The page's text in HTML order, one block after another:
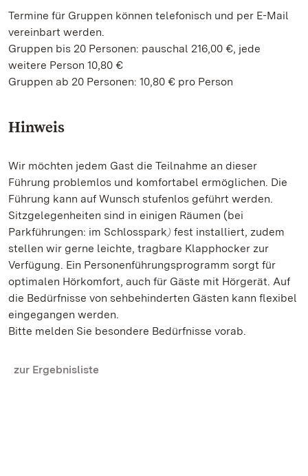
Termine für Gruppen können telefonisch und per E-Mail
vereinbart werden.
Gruppen bis 20 Personen: pauschal 216,00 €, jede
weitere Person 10,80 €
Gruppen ab 20 Personen: 10,80 € pro Person
Hinweis
Wir möchten jedem Gast die Teilnahme an dieser
Führung problemlos und komfortabel ermöglichen. Die
Führung kann auf Wunsch stufenlos geführt werden.
Sitzgelegenheiten sind in einigen Räumen (bei
Parkführungen: im Schlosspark) fest installiert, zudem
stellen wir gerne leichte, tragbare Klapphocker zur
Verfügung. Ein Personenführungsprogramm sorgt für
optimalen Hörkomfort, auch für Gäste mit Hörgerät. Auf
die Bedürfnisse von sehbehinderten Gästen kann flexibel
eingegangen werden.
Bitte melden Sie besondere Bedürfnisse vorab.
zur Ergebnisliste